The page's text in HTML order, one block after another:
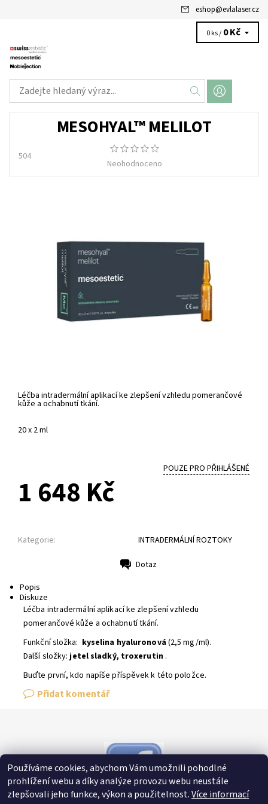
eshop@evlalaser.cz
0 ks / 0 Kč
MESOHYAL™ MELILOT
504
Neohodnoceno
Léčba intradermální aplikací ke zlepšení vzhledu pomerančové
kůže a ochabnutí tkání.
20 x 2 ml
POUZE PRO PŘIHLÁŠENÉ
1 648 Kč
Kategorie: INTRADERMÁLNÍ ROZTOKY
Dotaz
Popis
Diskuze
Léčba intradermální aplikací ke zlepšení vzhledu
pomerančové kůže a ochabnutí tkání.
Funkční složka: kyselina hyaluronová(2,5 mg/ml).
Další složky:jetel sladký, troxerutin.
Buďte první, kdo napíše příspěvek k této položce.
Přidat komentář
Používáme cookies, abychom Vám umožnili pohodlné
prohlížení webu a díky analýze provozu webu neustále
zlepšovali jeho funkce, výkon a použitelnost.Více informací